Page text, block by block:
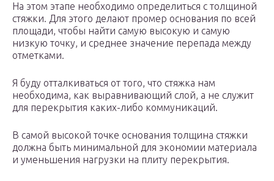
На этом этапе необходимо определиться с толщиной
стяжки. Для этого делают промер основания по всей
площади, чтобы найти самую высокую и самую
низкую точку, и среднее значение перепада между
отметками.
Я буду отталкиваться от того, что стяжка нам
необходима, как выравнивающий слой, а не служит
для перекрытия каких-либо коммуникаций.
В самой высокой точке основания толщина стяжки
должна быть минимальной для экономии материала
и уменьшения нагрузки на плиту перекрытия.